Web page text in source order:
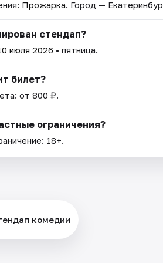
Прожарка. Город —
стендап?
июля 2026 • пятница.
билет?
от 800 ₽.
ограничения?
18+.
комедии